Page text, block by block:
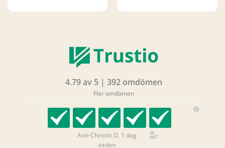
4.79 av 5 | 392 omdömen
Fler omdömen
Ann-Christin D, 1 dag
sedan